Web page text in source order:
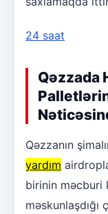
24 saat
Qəzzada
Qəzzanın
yardım
birinin məcburi
məskunlaşdığı